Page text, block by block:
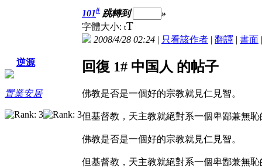
逆源
置業安居
101# 跳轉到
»
字體大小: tT
2008/4/28 02:24 | 只看該作者 | 翻譯 | 書面
回復 1# 中国人 的帖子
佛教是否是一個好的宗教就見仁見智。
但基督教，天主教就絕對系一個卑鄙兼無
佛教是否是一個好的宗教就見仁見智。
但基督教，天主教就絕對系一個卑鄙兼無